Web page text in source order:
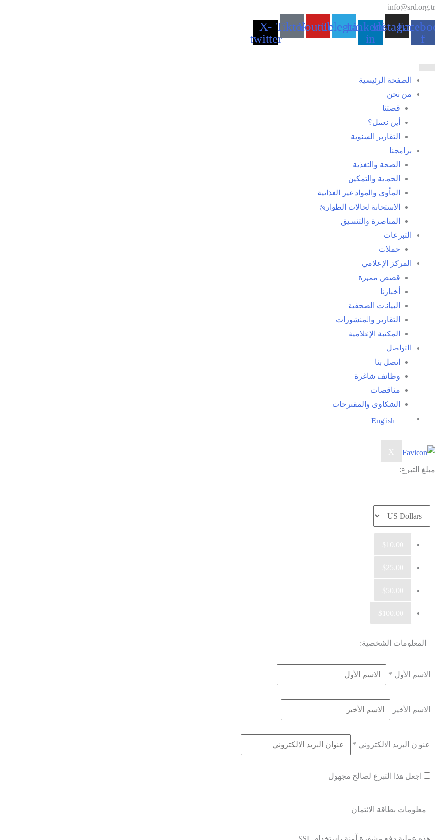
تخطي
إلى
المحتوى
info@srd.org.tr
f
Instagram
Linkedin-
in
Telegram
Youtube
Tiktok
X-
twitter
الصفحة الرئيسية
من نحن
قصتنا
أين نعمل؟
التقارير السنوية
برامجنا
الصحة والتغذية
الحماية والتمكين
المأوى والمواد غير الغذائية
الاستجابة لحالات الطوارئ
المناصرة والتنسيق
التبرعات
حملات
المركز الإعلامي
قصص مميزة
أخبارنا
البيانات الصحفية
التقارير والمنشورات
المكتبة الإعلامية
التواصل
اتصل بنا
وظائف شاغرة
مناقصات
الشكاوى والمقترحات
English
X
مبلغ التبرع:
$10.00
$25.00
$50.00
$100.00
المعلومات الشخصية:
الاسم الأول *
الاسم الأخير
عنوان البريد الالكتروني *
اجعل هذا التبرع لصالح مجهول
معلومات بطاقة الائتمان
هذه عملية دفع مشفرة آمنة باستخدام SSL.